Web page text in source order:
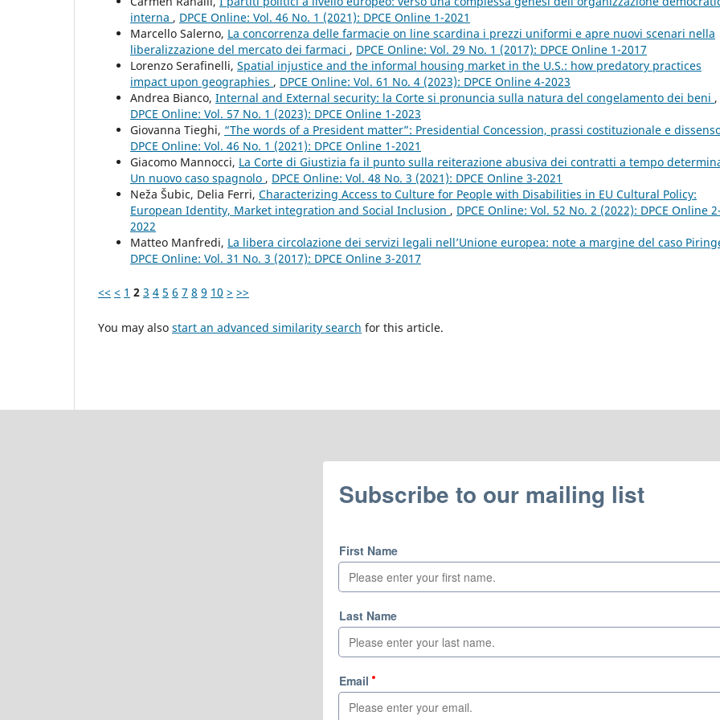
interna , DPCE Online: Vol. 46 No. 1 (2021): DPCE Online 1-2021
Marcello Salerno, La concorrenza delle farmacie on line scardina i prezzi uniformi e apre nuovi scenari nella
liberalizzazione del mercato dei farmaci , DPCE Online: Vol. 29 No. 1 (2017): DPCE Online 1-2017
Lorenzo Serafinelli, Spatial injustice and the informal housing market in the U.S.: how predatory practices
impact upon geographies , DPCE Online: Vol. 61 No. 4 (2023): DPCE Online 4-2023
Andrea Bianco, Internal and External security: la Corte si pronuncia sulla natura del congelamento dei beni ,
DPCE Online: Vol. 57 No. 1 (2023): DPCE Online 1-2023
Giovanna Tieghi, “The words of a President matter”: Presidential Concession, prassi costituzionale e
DPCE Online: Vol. 46 No. 1 (2021): DPCE Online 1-2021
Giacomo Mannocci, La Corte di Giustizia fa il punto sulla reiterazione abusiva dei contratti a tempo
Un nuovo caso spagnolo , DPCE Online: Vol. 48 No. 3 (2021): DPCE Online 3-2021
Neža Šubic, Delia Ferri, Characterizing Access to Culture for People with Disabilities in EU Cultural Policy:
European Identity, Market integration and Social Inclusion , DPCE Online: Vol. 52 No. 2 (2022): DPCE Online 2-
2022
Matteo Manfredi, La libera circolazione dei servizi legali nell’Unione europea: note a margine del caso
DPCE Online: Vol. 31 No. 3 (2017): DPCE Online 3-2017
<< < 1 2 3 4 5 6 7 8 9 10 > >>
You may also start an advanced similarity search for this article.